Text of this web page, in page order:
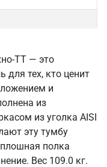
ТТ — это
для тех, кто ценит
и
из
из уголка AISI
эту тумбу
полка
Вес 109.0 кг.